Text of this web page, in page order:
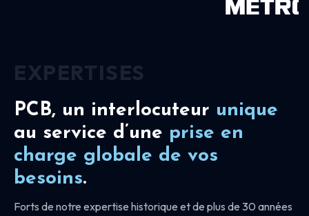
PCB, un interlocuteur unique
au service d’une prise en
charge globale de vos
besoins.
Forts de notre expertise historique et de plus de 30 années
EXPERTISES